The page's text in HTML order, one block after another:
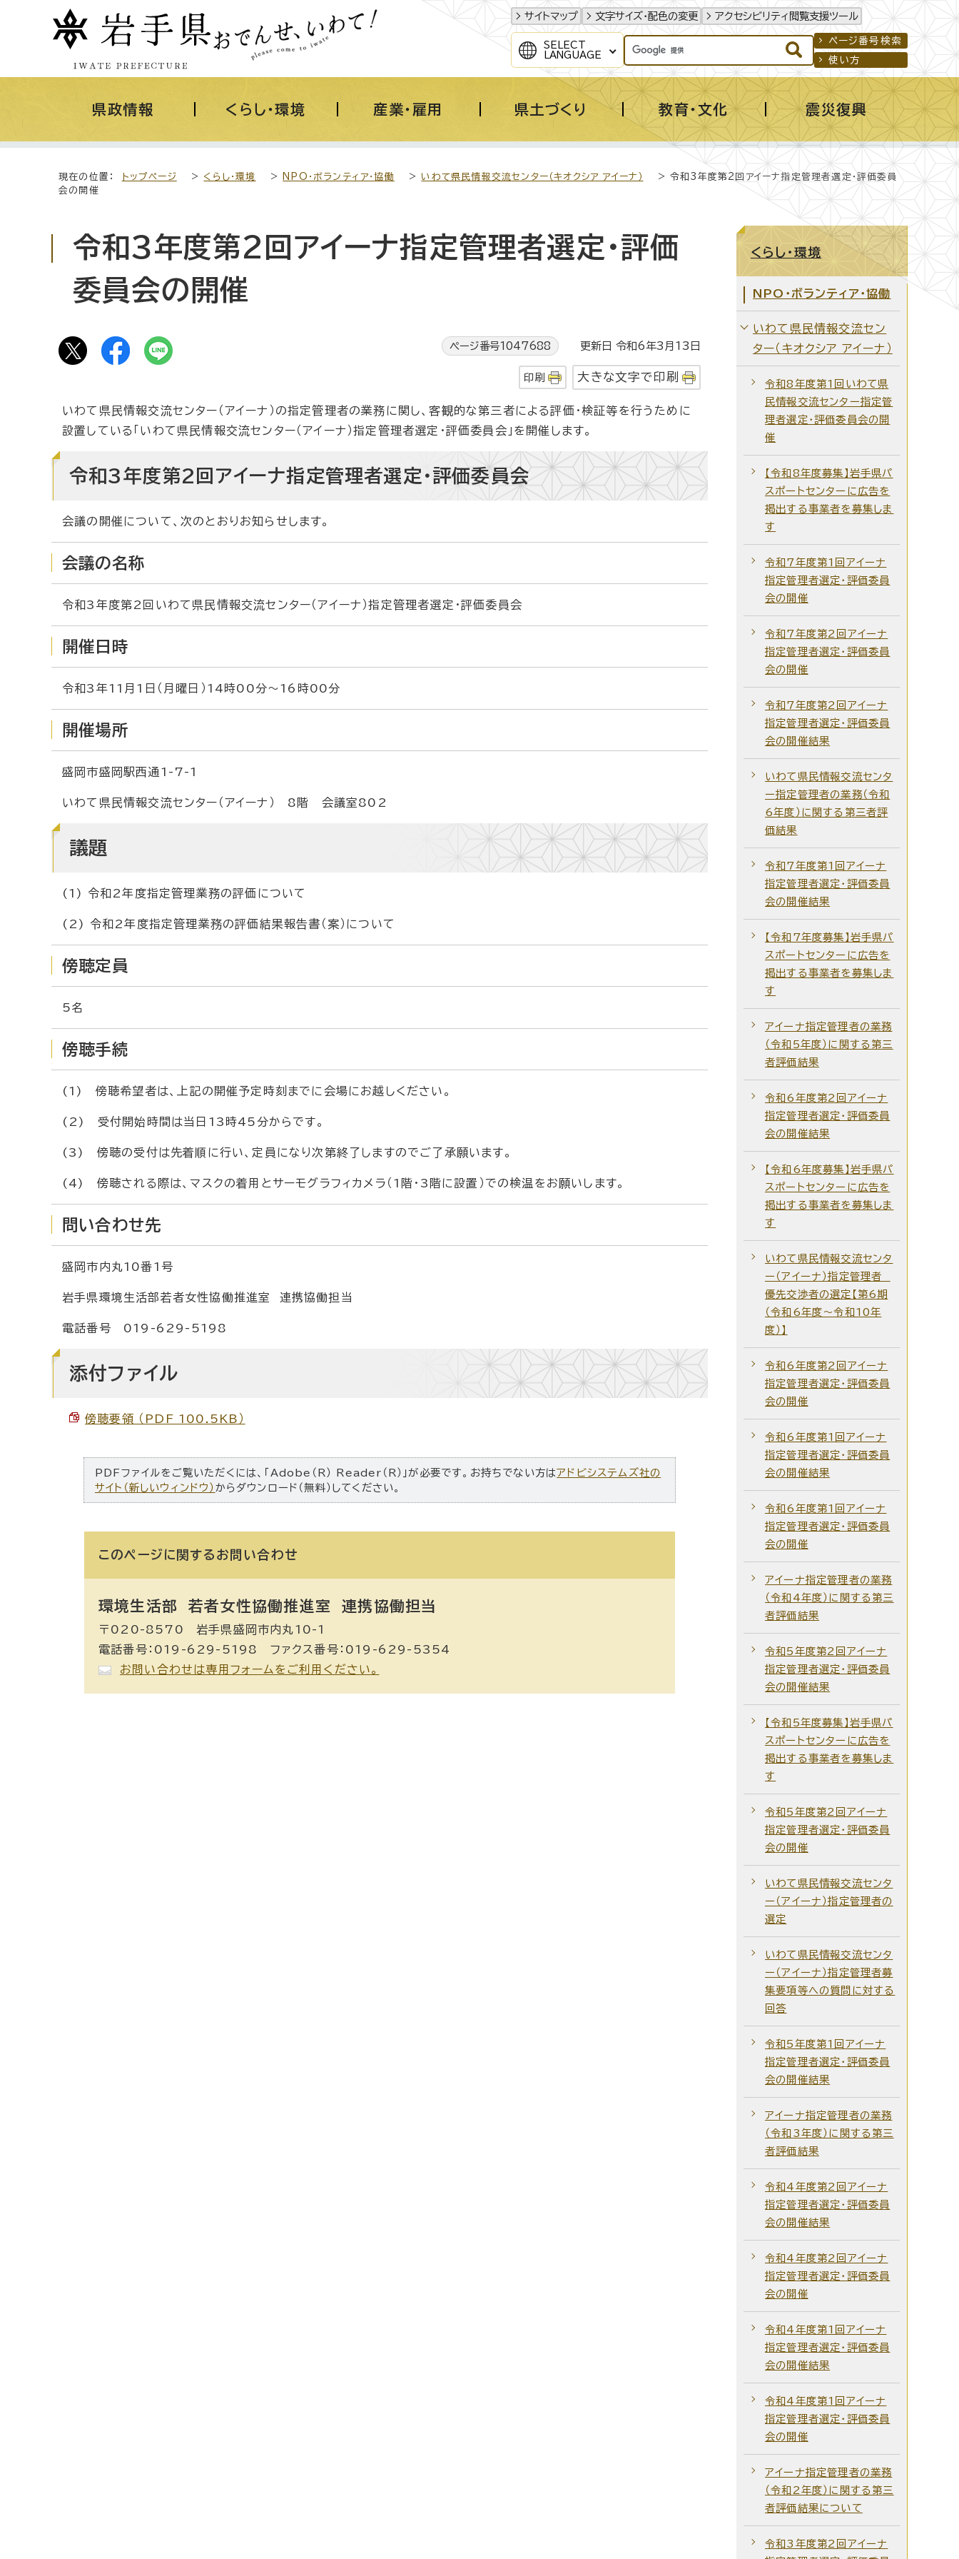
サイトマップ 文字サイズ・配色の変更 アクセシビリティ閲覧支援ツール
SELECT
LANGUAGE
ページ番号検索
使い方
県政情報 くらし・環境 産業・雇用 県土づくり 教育・文化 震災復興
現在の位置： トップページ > くらし・環境 > NPO・ボランティア・協働 > いわて県民情報交流センター（キオクシア アイーナ）
> 令和3年度第2回アイーナ指定管理者選定・評価委員
会の開催
令和3年度第2回アイーナ指定管理者選定・評価
委員会の開催
ページ番号1047688 更新日 令和6年3月13日
印刷 大きな文字で印刷
いわて県民情報交流センター（アイーナ）の指定管理者の業務に関し、客観的な第三者による評価・検証等を行うために
設置している「いわて県民情報交流センター（アイーナ）指定管理者選定・評価委員会」を開催します。
令和3年度第2回アイーナ指定管理者選定・評価委員会
会議の開催について、次のとおりお知らせします。
会議の名称
令和3年度第2回いわて県民情報交流センター（アイーナ）指定管理者選定・評価委員会
開催日時
令和3年11月1日（月曜日）14時00分～16時00分
開催場所
盛岡市盛岡駅西通1-7-1
いわて県民情報交流センター（アイーナ） 8階 会議室802
議題
(1) 令和2年度指定管理業務の評価について
(2) 令和2年度指定管理業務の評価結果報告書（案）について
傍聴定員
5名
傍聴手続
(1) 傍聴希望者は、上記の開催予定時刻までに会場にお越しください。
(2) 受付開始時間は当日13時45分からです。
(3) 傍聴の受付は先着順に行い、定員になり次第終了しますのでご了承願います。
(4) 傍聴される際は、マスクの着用とサーモグラフィカメラ（1階・3階に設置）での検温をお願いします。
問い合わせ先
盛岡市内丸10番1号
岩手県環境生活部若者女性協働推進室 連携協働担当
電話番号 019-629-5198
添付ファイル
傍聴要領 （PDF 100.5KB）
PDFファイルをご覧いただくには、「Adobe（R） Reader（R）」が必要です。お持ちでない方はアドビシステムズ社の
サイト（新しいウィンドウ） からダウンロード（無料）してください。
このページに関する お問い合わせ
環境生活部 若者女性協働推進室 連携協働担当
〒020-8570 岩手県盛岡市内丸10-1
電話番号：019-629-5198 ファクス番号：019-629-5354
お問い合わせは専用フォームをご利用ください。
くらし・環境
NPO・ボランティア・協働
いわて県民情報交流セン
ター（キオクシア アイーナ）
令和8年度第1回いわて県
民情報交流センター指定管
理者選定・評価委員会の開
催
【令和8年度募集】岩手県パ
スポートセンターに広告を
掲出する事業者を募集しま
す
令和7年度第1回アイーナ
指定管理者選定・評価委員
会の開催
令和7年度第2回アイーナ
指定管理者選定・評価委員
会の開催
令和7年度第2回アイーナ
指定管理者選定・評価委員
会の開催結果
いわて県民情報交流センタ
ー指定管理者の業務（令和
6年度）に関する第三者評
価結果
令和7年度第1回アイーナ
指定管理者選定・評価委員
会の開催結果
【令和7年度募集】岩手県パ
スポートセンターに広告を
掲出する事業者を募集しま
す
アイーナ指定管理者の業務
（令和5年度）に関する第三
者評価結果
令和6年度第2回アイーナ
指定管理者選定・評価委員
会の開催結果
【令和6年度募集】岩手県パ
スポートセンターに広告を
掲出する事業者を募集しま
す
いわて県民情報交流センタ
ー（アイーナ）指定管理者
優先交渉者の選定【第6期
（令和6年度～令和10年
度）】
令和6年度第2回アイーナ
指定管理者選定・評価委員
会の開催
令和6年度第1回アイーナ
指定管理者選定・評価委員
会の開催結果
令和6年度第1回アイーナ
指定管理者選定・評価委員
会の開催
アイーナ指定管理者の業務
（令和4年度）に関する第三
者評価結果
令和5年度第2回アイーナ
指定管理者選定・評価委員
会の開催結果
【令和5年度募集】岩手県パ
スポートセンターに広告を
掲出する事業者を募集しま
す
令和5年度第2回アイーナ
指定管理者選定・評価委員
会の開催
いわて県民情報交流センタ
ー（アイーナ）指定管理者の
選定
いわて県民情報交流センタ
ー（アイーナ）指定管理者募
集要項等への質問に対する
回答
令和5年度第1回アイーナ
指定管理者選定・評価委員
会の開催結果
アイーナ指定管理者の業務
（令和3年度）に関する第三
者評価結果
令和4年度第2回アイーナ
指定管理者選定・評価委員
会の開催結果
令和4年度第2回アイーナ
指定管理者選定・評価委員
会の開催
令和4年度第1回アイーナ
指定管理者選定・評価委員
会の開催結果
令和4年度第1回アイーナ
指定管理者選定・評価委員
会の開催
アイーナ指定管理者の業務
（令和2年度）に関する第三
者評価結果について
令和3年度第2回アイーナ